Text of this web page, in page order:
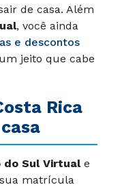
de casa. Além
, você ainda
e descontos
jeito que cabe
Rica
do Sul Virtuale
matrícula